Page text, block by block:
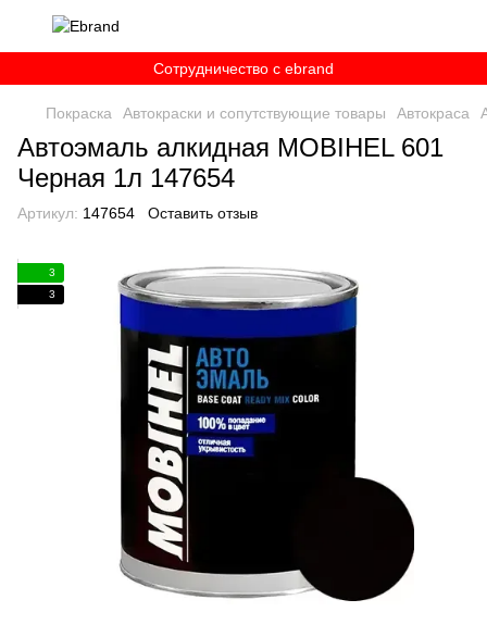
Сотрудничество c ebrand
Покраска Автокраски и сопутствующие товары Автокраса
Автоэмаль алкидная MOBIHEL 601
Черная 1л 147654
Артикул: 147654 Оставить отзыв
3
3